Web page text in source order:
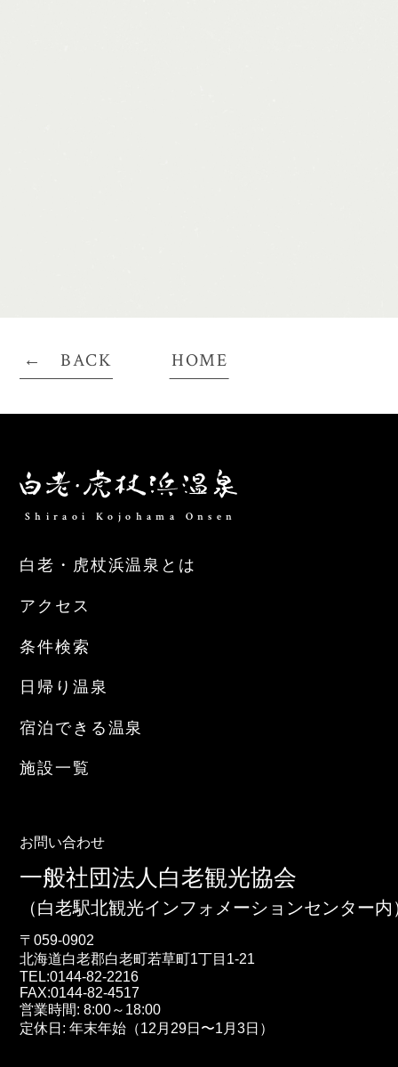
BACK HOME
Shiraoi Kojohama Onsen
白老・虎杖浜温泉とは
アクセス
条件検索
日帰り温泉
宿泊できる温泉
施設一覧
お問い合わせ
一般社団法人白老観光協会
（白老駅北観光インフォメーションセンター内
〒059-0902
北海道白老郡白老町若草町1丁目1-21
TEL:0144-82-2216
FAX:0144-82-4517
営業時間: 8:00～18:00
定休日: 年末年始（12月29日〜1月3日）